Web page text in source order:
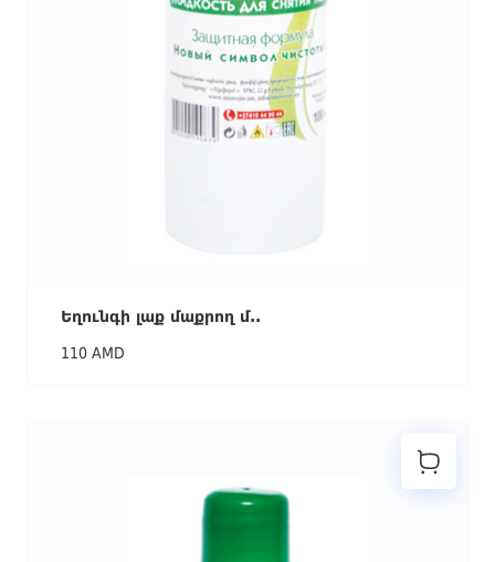
Եղունգի լաք մաքրող մ..
110 AMD